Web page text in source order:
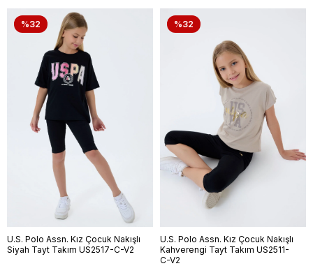
%32
U.S. Polo Assn. Kız Çocuk Nakışlı
Siyah Tayt Takım US2517-C-V2
%32
U.S. Polo Assn. Kız Çocuk Nakışlı
Kahverengi Tayt Takım US2511-
C-V2